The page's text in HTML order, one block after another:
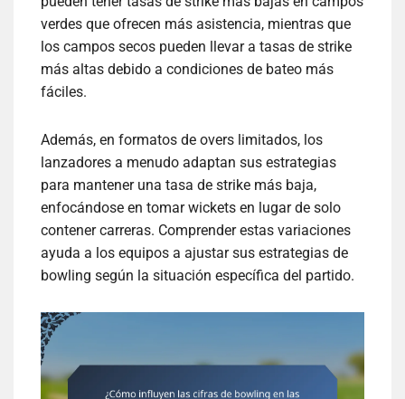
verdes que ofrecen más asistencia, mientras que
los campos secos pueden llevar a tasas de strike
más altas debido a condiciones de bateo más
fáciles.
Además, en formatos de overs limitados, los
lanzadores a menudo adaptan sus estrategias
para mantener una tasa de strike más baja,
enfocándose en tomar wickets en lugar de solo
contener carreras. Comprender estas variaciones
ayuda a los equipos a ajustar sus estrategias de
bowling según la situación específica del partido.